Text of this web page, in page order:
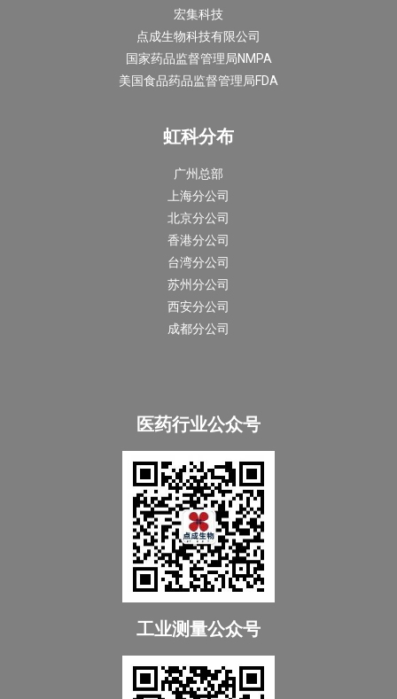
宏集科技
点成生物科技有限公司
国家药品监督管理局NMPA
美国食品药品监督管理局FDA
虹科分布
广州总部
上海分公司
北京分公司
香港分公司
台湾分公司
苏州分公司
西安分公司
成都分公司
医药行业公众号
工业测量公众号